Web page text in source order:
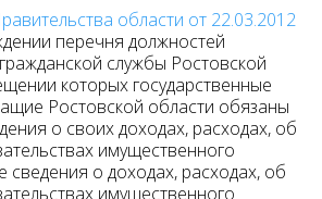
области от 22.03.2012
перечня должностей
службы Ростовской
которых государственные
Ростовской области обязаны
о своих доходах, расходах, об
имущественного
сведения о доходах, расходах, об
имущественного